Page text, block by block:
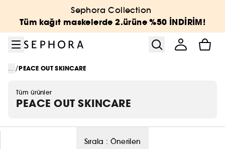
Sephora Collection
Tüm kağıt maskelerde 2.ürüne %50 İNDİRİM!
... /PEACE OUT SKINCARE
Tüm ürünler
PEACE OUT SKINCARE
Sırala : Önerilen